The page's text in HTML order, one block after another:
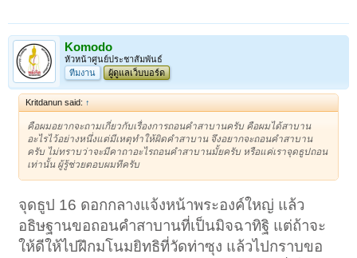
Komodo
หัวหน้าศูนย์ประชาสัมพันธ์
ทีมงาน
ผู้ดูแลเว็บบอร์ด
Kritdanun said: ↑
คือผมอยากจะถามเกี่ยวกับเรื่องการถอนคำสาบานครับ คือผมได้สาบาน
อะไรไว้อย่างหนึ่งแต่มีเหตุทำให้ผิดคำสาบาน จึงอยากจะถอนคำสาบาน
ครับ ไม่ทราบว่าจะมีคาถาอะไรถอนคำสาบานมั้ยครับ หรือแค่เราจุดธูปถอน
เท่านั้น ผู้รู้ช่วยตอบผมทีครับ
จุดธูป 16 ดอกกลางแจ้งหน้าพระองค์ใหญ่ แล้ว
อธิษฐานขอถอนคำสาบานที่เป็นมิจฉาทิฐิ แต่ถ้าจะ
ให้ดีให้ไปฝึกมโนมยิทธิที่วัดท่าซุง แล้วไปกราบขอ